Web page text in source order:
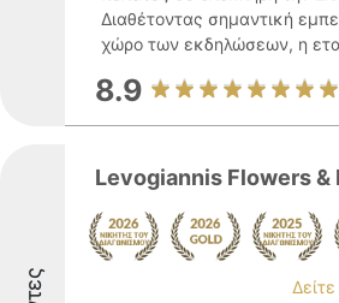
Διαθέτοντας σημαντική
χώρο των εκδηλώσεων, η
8.9
Levogiannis Flowers &